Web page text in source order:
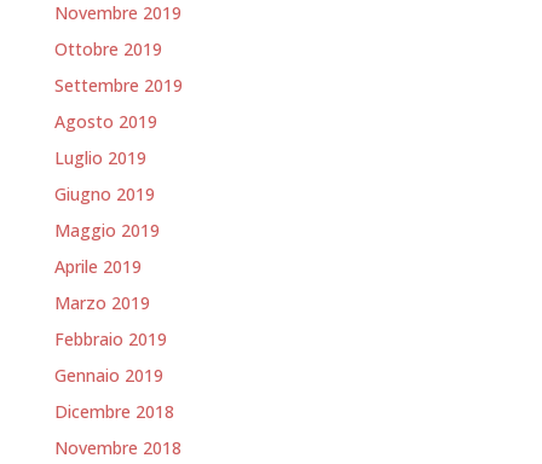
Novembre 2019
Ottobre 2019
Settembre 2019
Agosto 2019
Luglio 2019
Giugno 2019
Maggio 2019
Aprile 2019
Marzo 2019
Febbraio 2019
Gennaio 2019
Dicembre 2018
Novembre 2018